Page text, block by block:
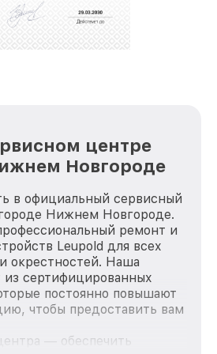
и обрели отличную
делать наш сервис еще
центре
Новгороде
в официальный сервисный
Нижнем Новгороде.
ремонт и
Leupold для всех
окрестностей. Наша
из сертифицированных
постоянно повышают
чтобы предоставить вам
— обеспечить